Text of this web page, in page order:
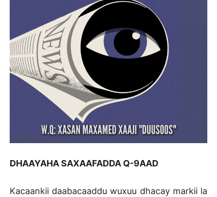
DHAAYAHA SAXAAFADDA Q-9AAD
Kacaankii daabacaaddu wuxuu dhacay markii la